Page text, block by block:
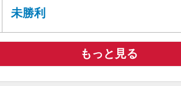
未勝利
もっと見る